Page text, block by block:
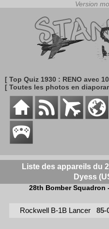
[ Top Quiz 1930 : RENO avec
[ Toutes les photos en
Liste des appareils du
Dyess
28th Bomber Squadron
Rockwell B-1B Lancer 85-